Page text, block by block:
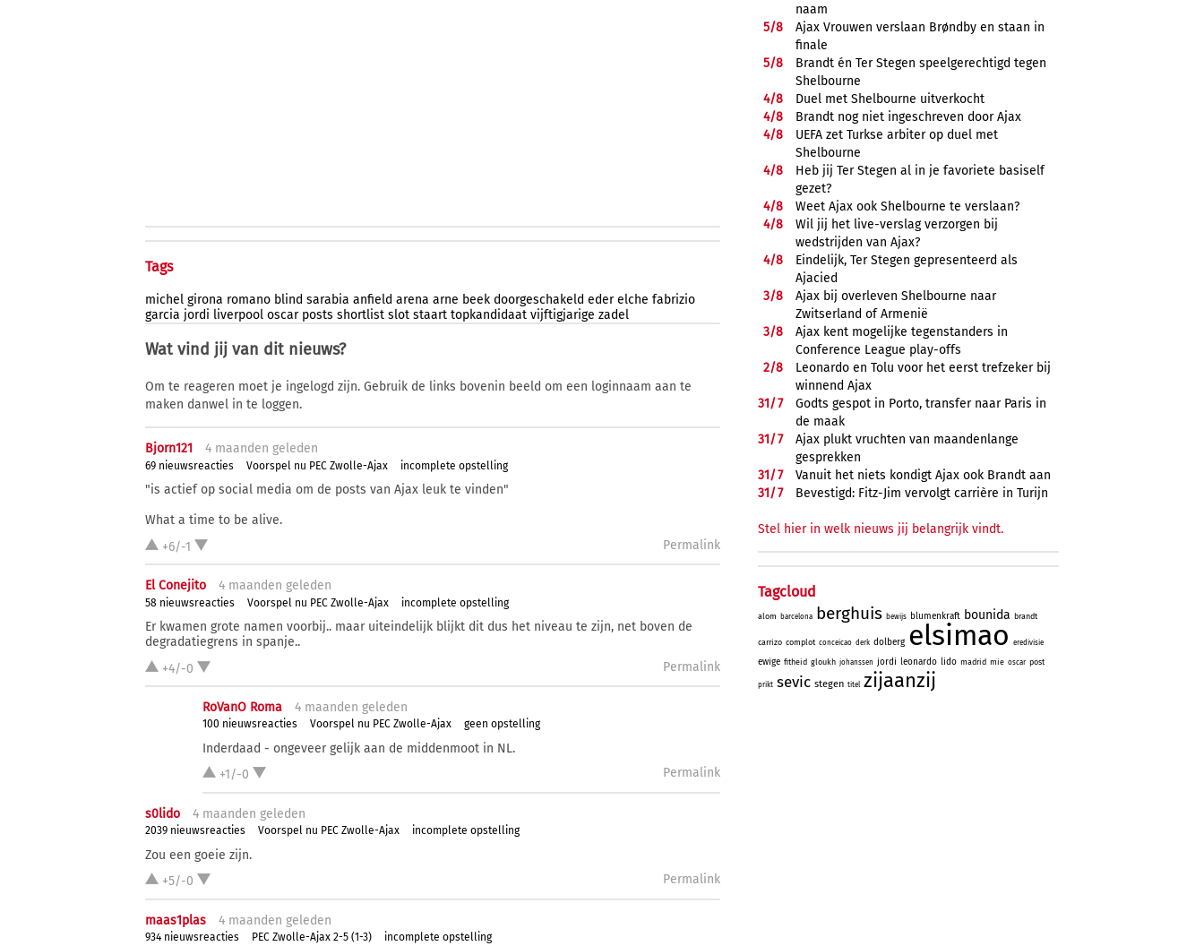
Tags
michel girona romano blind sarabia anfield arena arne beek doorgeschakeld eder elche fabrizio
garcia jordi liverpool oscar posts shortlist slot staart topkandidaat vijftigjarige zadel
Wat vind jij van dit nieuws?
Om te reageren moet je ingelogd zijn. Gebruik de links bovenin beeld om een loginnaam aan te
maken danwel in te loggen.
Bjorn121 4 maanden geleden
69 nieuwsreacties Voorspel nu PEC Zwolle-Ajax incomplete opstelling
"is actief op social media om de posts van Ajax leuk te vinden"
What a time to be alive.
+6/-1
Permalink
El Conejito 4 maanden geleden
58 nieuwsreacties Voorspel nu PEC Zwolle-Ajax incomplete opstelling
Er kwamen grote namen voorbij.. maar uiteindelijk blijkt dit dus het niveau te zijn, net boven de
degradatiegrens in spanje..
+4/-0
Permalink
RoVanO Roma 4 maanden geleden
100 nieuwsreacties Voorspel nu PEC Zwolle-Ajax geen opstelling
Inderdaad - ongeveer gelijk aan de middenmoot in NL.
+1/-0
Permalink
s0lido 4 maanden geleden
2039 nieuwsreacties Voorspel nu PEC Zwolle-Ajax incomplete opstelling
Zou een goeie zijn.
+5/-0
Permalink
maas1plas 4 maanden geleden
934 nieuwsreacties PEC Zwolle-Ajax 2-5 (1-3) incomplete opstelling
naam
5/8
Ajax Vrouwen verslaan Brøndby en staan in
finale
5/8
Brandt én Ter Stegen speelgerechtigd tegen
Shelbourne
4/8
Duel met Shelbourne uitverkocht
4/8
Brandt nog niet ingeschreven door Ajax
4/8
UEFA zet Turkse arbiter op duel met
Shelbourne
4/8
Heb jij Ter Stegen al in je favoriete basiself
gezet?
4/8
Weet Ajax ook Shelbourne te verslaan?
4/8
Wil jij het live-verslag verzorgen bij
wedstrijden van Ajax?
4/8
Eindelijk, Ter Stegen gepresenteerd als
Ajacied
3/8
Ajax bij overleven Shelbourne naar
Zwitserland of Armenië
3/8
Ajax kent mogelijke tegenstanders in
Conference League play-offs
2/8
Leonardo en Tolu voor het eerst trefzeker bij
winnend Ajax
31/7
Godts gespot in Porto, transfer naar Paris in
de maak
31/7
Ajax plukt vruchten van maandenlange
gesprekken
31/7
Vanuit het niets kondigt Ajax ook Brandt aan
31/7 Bevestigd: Fitz-Jim vervolgt carrière in Turijn
Stel hier in welk nieuws jij belangrijk vindt.
Tagcloud
alom barcelona berghuis bewijs blumenkraft bounida brandt
carrizo complot conceicao derk dolberg elsimao eredivisie
ewige fitheid gloukh johanssen jordi leonardo lido madrid mie oscar post
prikt sevic stegen titel zijaanzij